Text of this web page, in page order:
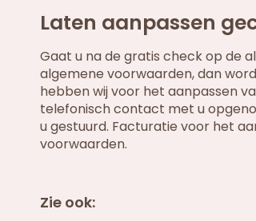
Laten aanpassen
Gaat u na de gratis check op de
algemene voorwaarden, dan
hebben wij voor het aanpassen
telefonisch contact met u
u gestuurd. Facturatie voor het
voorwaarden.
Zie ook: